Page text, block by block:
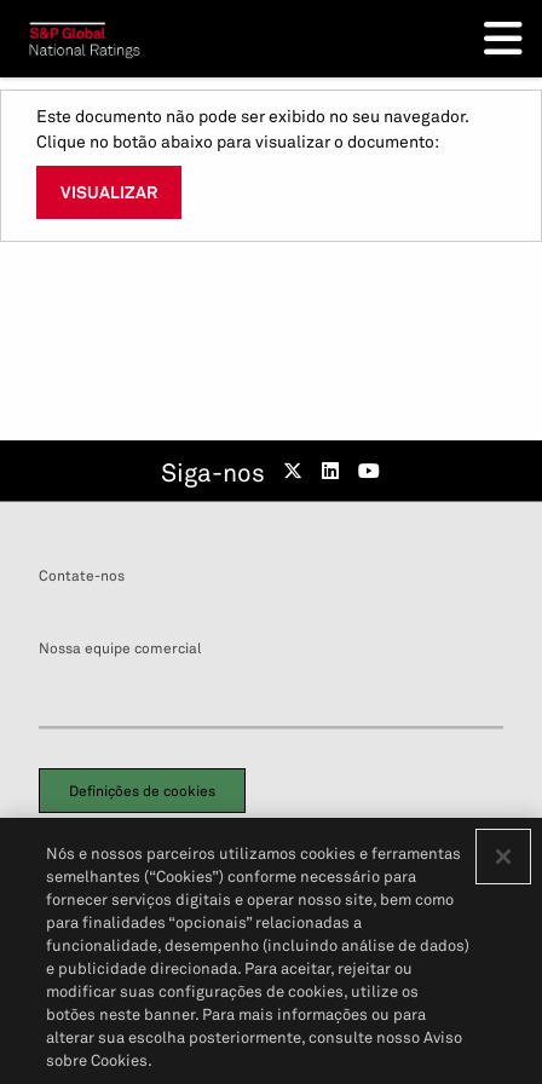
Este documento não pode ser exibido no seu navegador.
Clique no botão abaixo para visualizar o documento:
VISUALIZAR
Siga-nos
Contate-nos
Nossa equipe comercial
Definições de cookies
Política de PrivacidadePortal de privacidade do cliente (em inglês)
Não Venda Minhas Informações Pessoais© 2026 S&P Global
Nós e nossos parceiros utilizamos cookies e ferramentas
semelhantes (“Cookies”) conforme necessário para
fornecer serviços digitais e operar nosso site, bem como
para finalidades “opcionais” relacionadas a
funcionalidade, desempenho (incluindo análise de dados)
e publicidade direcionada. Para aceitar, rejeitar ou
modificar suas configurações de cookies, utilize os
botões neste banner. Para mais informações ou para
alterar sua escolha posteriormente, consulte nosso Aviso
sobre Cookies.